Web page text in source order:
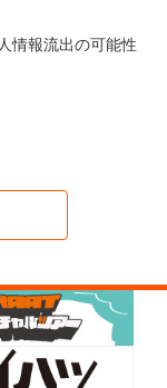
情報流出の可能性